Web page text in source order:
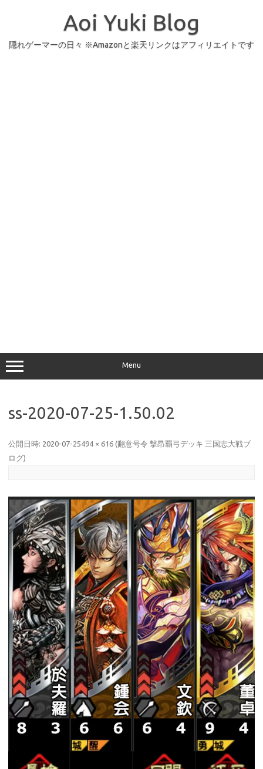
Aoi Yuki Blog
隠れゲーマーの日々 ※Amazonと楽天リンクはアフィリエイトです
Menu
ss-2020-07-25-1.50.02
公開日時: 2020-07-25494 × 616 (翻意号令 撃昂覇弓デッキ 三国志大戦ブ
ログ)